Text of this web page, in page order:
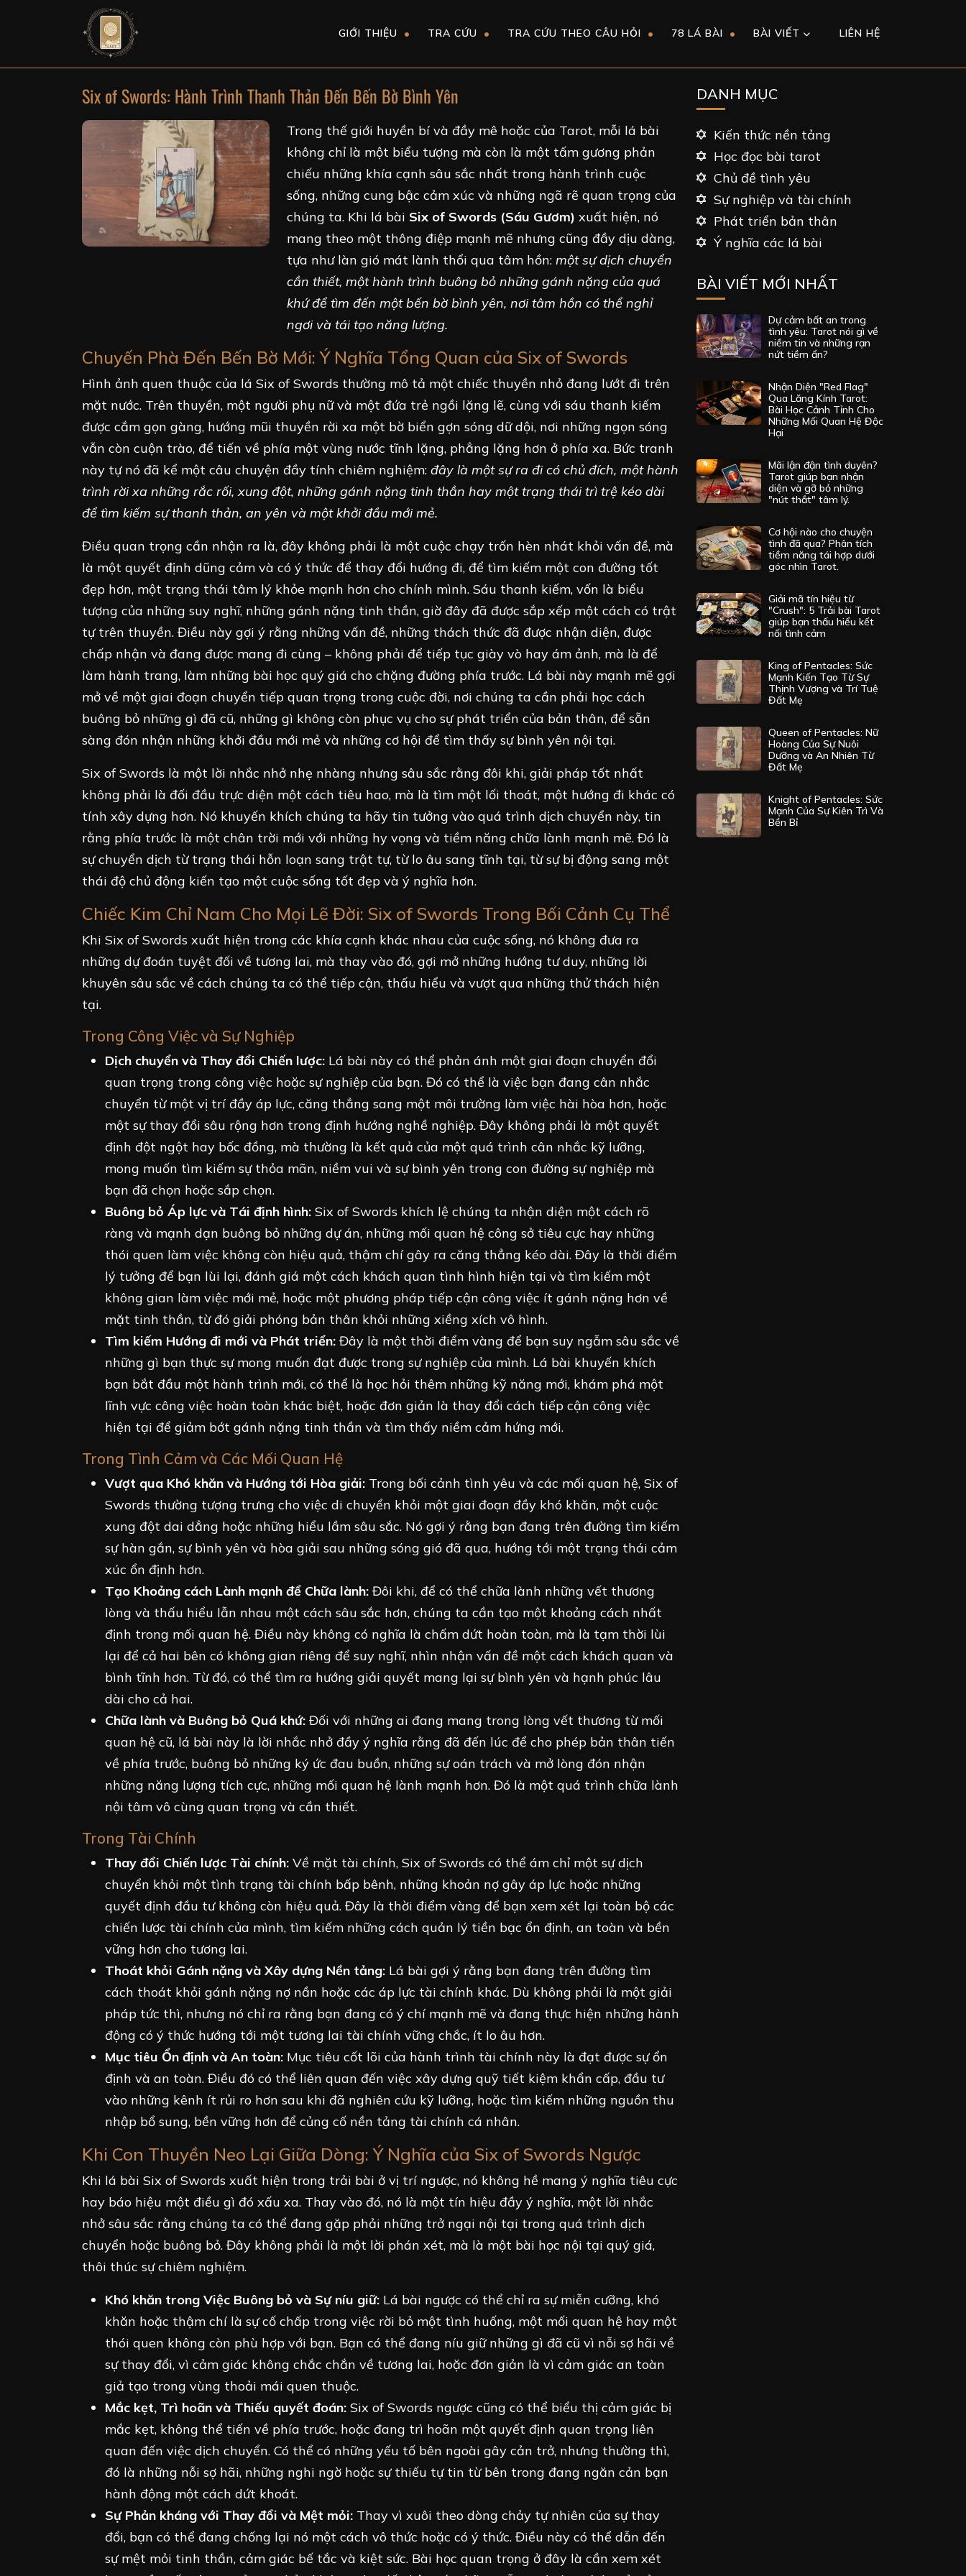
GIỚI THIỆU TRA CỨU TRA CỨU THEO CÂU HỎI 78 LÁ BÀI BÀI VIẾT LIÊN HỆ
Six of Swords: Hành Trình Thanh Thản Đến Bến Bờ Bình Yên
Trong thế giới huyền bí và đầy mê hoặc của Tarot, mỗi lá bài
không chỉ là một biểu tượng mà còn là một tấm gương phản
chiếu những khía cạnh sâu sắc nhất trong hành trình cuộc
sống, những cung bậc cảm xúc và những ngã rẽ quan trọng của
chúng ta. Khi lá bài Six of Swords (Sáu Gươm) xuất hiện, nó
mang theo một thông điệp mạnh mẽ nhưng cũng đầy dịu dàng,
tựa như làn gió mát lành thổi qua tâm hồn: một sự dịch chuyển
cần thiết, một hành trình buông bỏ những gánh nặng của quá
khứ để tìm đến một bến bờ bình yên, nơi tâm hồn có thể nghỉ
ngơi và tái tạo năng lượng.
Chuyến Phà Đến Bến Bờ Mới: Ý Nghĩa Tổng Quan của Six of Swords
Hình ảnh quen thuộc của lá Six of Swords thường mô tả một chiếc thuyền nhỏ đang lướt đi trên
mặt nước. Trên thuyền, một người phụ nữ và một đứa trẻ ngồi lặng lẽ, cùng với sáu thanh kiếm
được cắm gọn gàng, hướng mũi thuyền rời xa một bờ biển gợn sóng dữ dội, nơi những ngọn sóng
vẫn còn cuộn trào, để tiến về phía một vùng nước tĩnh lặng, phẳng lặng hơn ở phía xa. Bức tranh
này tự nó đã kể một câu chuyện đầy tính chiêm nghiệm: đây là một sự ra đi có chủ đích, một hành
trình rời xa những rắc rối, xung đột, những gánh nặng tinh thần hay một trạng thái trì trệ kéo dài
để tìm kiếm sự thanh thản, an yên và một khởi đầu mới mẻ.
Điều quan trọng cần nhận ra là, đây không phải là một cuộc chạy trốn hèn nhát khỏi vấn đề, mà
là một quyết định dũng cảm và có ý thức để thay đổi hướng đi, để tìm kiếm một con đường tốt
đẹp hơn, một trạng thái tâm lý khỏe mạnh hơn cho chính mình. Sáu thanh kiếm, vốn là biểu
tượng của những suy nghĩ, những gánh nặng tinh thần, giờ đây đã được sắp xếp một cách có trật
tự trên thuyền. Điều này gợi ý rằng những vấn đề, những thách thức đã được nhận diện, được
chấp nhận và đang được mang đi cùng – không phải để tiếp tục giày vò hay ám ảnh, mà là để
làm hành trang, làm những bài học quý giá cho chặng đường phía trước. Lá bài này mạnh mẽ gợi
mở về một giai đoạn chuyển tiếp quan trọng trong cuộc đời, nơi chúng ta cần phải học cách
buông bỏ những gì đã cũ, những gì không còn phục vụ cho sự phát triển của bản thân, để sẵn
sàng đón nhận những khởi đầu mới mẻ và những cơ hội để tìm thấy sự bình yên nội tại.
Six of Swords là một lời nhắc nhở nhẹ nhàng nhưng sâu sắc rằng đôi khi, giải pháp tốt nhất
không phải là đối đầu trực diện một cách tiêu hao, mà là tìm một lối thoát, một hướng đi khác có
tính xây dựng hơn. Nó khuyến khích chúng ta hãy tin tưởng vào quá trình dịch chuyển này, tin
rằng phía trước là một chân trời mới với những hy vọng và tiềm năng chữa lành mạnh mẽ. Đó là
sự chuyển dịch từ trạng thái hỗn loạn sang trật tự, từ lo âu sang tĩnh tại, từ sự bị động sang một
thái độ chủ động kiến tạo một cuộc sống tốt đẹp và ý nghĩa hơn.
Chiếc Kim Chỉ Nam Cho Mọi Lẽ Đời: Six of Swords Trong Bối Cảnh Cụ Thể
Khi Six of Swords xuất hiện trong các khía cạnh khác nhau của cuộc sống, nó không đưa ra
những dự đoán tuyệt đối về tương lai, mà thay vào đó, gợi mở những hướng tư duy, những lời
khuyên sâu sắc về cách chúng ta có thể tiếp cận, thấu hiểu và vượt qua những thử thách hiện
tại.
Trong Công Việc và Sự Nghiệp
Dịch chuyển và Thay đổi Chiến lược: Lá bài này có thể phản ánh một giai đoạn chuyển đổi
quan trọng trong công việc hoặc sự nghiệp của bạn. Đó có thể là việc bạn đang cân nhắc
chuyển từ một vị trí đầy áp lực, căng thẳng sang một môi trường làm việc hài hòa hơn, hoặc
một sự thay đổi sâu rộng hơn trong định hướng nghề nghiệp. Đây không phải là một quyết
định đột ngột hay bốc đồng, mà thường là kết quả của một quá trình cân nhắc kỹ lưỡng,
mong muốn tìm kiếm sự thỏa mãn, niềm vui và sự bình yên trong con đường sự nghiệp mà
bạn đã chọn hoặc sắp chọn.
Buông bỏ Áp lực và Tái định hình: Six of Swords khích lệ chúng ta nhận diện một cách rõ
ràng và mạnh dạn buông bỏ những dự án, những mối quan hệ công sở tiêu cực hay những
thói quen làm việc không còn hiệu quả, thậm chí gây ra căng thẳng kéo dài. Đây là thời điểm
lý tưởng để bạn lùi lại, đánh giá một cách khách quan tình hình hiện tại và tìm kiếm một
không gian làm việc mới mẻ, hoặc một phương pháp tiếp cận công việc ít gánh nặng hơn về
mặt tinh thần, từ đó giải phóng bản thân khỏi những xiềng xích vô hình.
Tìm kiếm Hướng đi mới và Phát triển: Đây là một thời điểm vàng để bạn suy ngẫm sâu sắc về
những gì bạn thực sự mong muốn đạt được trong sự nghiệp của mình. Lá bài khuyến khích
bạn bắt đầu một hành trình mới, có thể là học hỏi thêm những kỹ năng mới, khám phá một
lĩnh vực công việc hoàn toàn khác biệt, hoặc đơn giản là thay đổi cách tiếp cận công việc
hiện tại để giảm bớt gánh nặng tinh thần và tìm thấy niềm cảm hứng mới.
Trong Tình Cảm và Các Mối Quan Hệ
Vượt qua Khó khăn và Hướng tới Hòa giải: Trong bối cảnh tình yêu và các mối quan hệ, Six of
Swords thường tượng trưng cho việc di chuyển khỏi một giai đoạn đầy khó khăn, một cuộc
xung đột dai dẳng hoặc những hiểu lầm sâu sắc. Nó gợi ý rằng bạn đang trên đường tìm kiếm
sự hàn gắn, sự bình yên và hòa giải sau những sóng gió đã qua, hướng tới một trạng thái cảm
xúc ổn định hơn.
Tạo Khoảng cách Lành mạnh để Chữa lành: Đôi khi, để có thể chữa lành những vết thương
lòng và thấu hiểu lẫn nhau một cách sâu sắc hơn, chúng ta cần tạo một khoảng cách nhất
định trong mối quan hệ. Điều này không có nghĩa là chấm dứt hoàn toàn, mà là tạm thời lùi
lại để cả hai bên có không gian riêng để suy nghĩ, nhìn nhận vấn đề một cách khách quan và
bình tĩnh hơn. Từ đó, có thể tìm ra hướng giải quyết mang lại sự bình yên và hạnh phúc lâu
dài cho cả hai.
Chữa lành và Buông bỏ Quá khứ: Đối với những ai đang mang trong lòng vết thương từ mối
quan hệ cũ, lá bài này là lời nhắc nhở đầy ý nghĩa rằng đã đến lúc để cho phép bản thân tiến
về phía trước, buông bỏ những ký ức đau buồn, những sự oán trách và mở lòng đón nhận
những năng lượng tích cực, những mối quan hệ lành mạnh hơn. Đó là một quá trình chữa lành
nội tâm vô cùng quan trọng và cần thiết.
Trong Tài Chính
Thay đổi Chiến lược Tài chính: Về mặt tài chính, Six of Swords có thể ám chỉ một sự dịch
chuyển khỏi một tình trạng tài chính bấp bênh, những khoản nợ gây áp lực hoặc những
quyết định đầu tư không còn hiệu quả. Đây là thời điểm vàng để bạn xem xét lại toàn bộ các
chiến lược tài chính của mình, tìm kiếm những cách quản lý tiền bạc ổn định, an toàn và bền
vững hơn cho tương lai.
Thoát khỏi Gánh nặng và Xây dựng Nền tảng: Lá bài gợi ý rằng bạn đang trên đường tìm
cách thoát khỏi gánh nặng nợ nần hoặc các áp lực tài chính khác. Dù không phải là một giải
pháp tức thì, nhưng nó chỉ ra rằng bạn đang có ý chí mạnh mẽ và đang thực hiện những hành
động có ý thức hướng tới một tương lai tài chính vững chắc, ít lo âu hơn.
Mục tiêu Ổn định và An toàn: Mục tiêu cốt lõi của hành trình tài chính này là đạt được sự ổn
định và an toàn. Điều đó có thể liên quan đến việc xây dựng quỹ tiết kiệm khẩn cấp, đầu tư
vào những kênh ít rủi ro hơn sau khi đã nghiên cứu kỹ lưỡng, hoặc tìm kiếm những nguồn thu
nhập bổ sung, bền vững hơn để củng cố nền tảng tài chính cá nhân.
Khi Con Thuyền Neo Lại Giữa Dòng: Ý Nghĩa của Six of Swords Ngược
Khi lá bài Six of Swords xuất hiện trong trải bài ở vị trí ngược, nó không hề mang ý nghĩa tiêu cực
hay báo hiệu một điều gì đó xấu xa. Thay vào đó, nó là một tín hiệu đầy ý nghĩa, một lời nhắc
nhở sâu sắc rằng chúng ta có thể đang gặp phải những trở ngại nội tại trong quá trình dịch
chuyển hoặc buông bỏ. Đây không phải là một lời phán xét, mà là một bài học nội tại quý giá,
thôi thúc sự chiêm nghiệm.
Khó khăn trong Việc Buông bỏ và Sự níu giữ: Lá bài ngược có thể chỉ ra sự miễn cưỡng, khó
khăn hoặc thậm chí là sự cố chấp trong việc rời bỏ một tình huống, một mối quan hệ hay một
thói quen không còn phù hợp với bạn. Bạn có thể đang níu giữ những gì đã cũ vì nỗi sợ hãi về
sự thay đổi, vì cảm giác không chắc chắn về tương lai, hoặc đơn giản là vì cảm giác an toàn
giả tạo trong vùng thoải mái quen thuộc.
Mắc kẹt, Trì hoãn và Thiếu quyết đoán: Six of Swords ngược cũng có thể biểu thị cảm giác bị
mắc kẹt, không thể tiến về phía trước, hoặc đang trì hoãn một quyết định quan trọng liên
quan đến việc dịch chuyển. Có thể có những yếu tố bên ngoài gây cản trở, nhưng thường thì,
đó là những nỗi sợ hãi, những nghi ngờ hoặc sự thiếu tự tin từ bên trong đang ngăn cản bạn
hành động một cách dứt khoát.
Sự Phản kháng với Thay đổi và Mệt mỏi: Thay vì xuôi theo dòng chảy tự nhiên của sự thay
đổi, bạn có thể đang chống lại nó một cách vô thức hoặc có ý thức. Điều này có thể dẫn đến
sự mệt mỏi tinh thần, cảm giác bế tắc và kiệt sức. Bài học quan trọng ở đây là cần xem xét
DANH MỤC
Kiến thức nền tảng
Học đọc bài tarot
Chủ đề tình yêu
Sự nghiệp và tài chính
Phát triển bản thân
Ý nghĩa các lá bài
BÀI VIẾT MỚI NHẤT
Dự cảm bất an trong
tình yêu: Tarot nói gì về
niềm tin và những rạn
nứt tiềm ẩn?
Nhận Diện "Red Flag"
Qua Lăng Kính Tarot:
Bài Học Cảnh Tỉnh Cho
Những Mối Quan Hệ Độc
Hại
Mãi lận đận tình duyên?
Tarot giúp bạn nhận
diện và gỡ bỏ những
"nút thắt" tâm lý.
Cơ hội nào cho chuyện
tình đã qua? Phân tích
tiềm năng tái hợp dưới
góc nhìn Tarot.
Giải mã tín hiệu từ
"Crush": 5 Trải bài Tarot
giúp bạn thấu hiểu kết
nối tình cảm
King of Pentacles: Sức
Mạnh Kiến Tạo Từ Sự
Thịnh Vượng và Trí Tuệ
Đất Mẹ
Queen of Pentacles: Nữ
Hoàng Của Sự Nuôi
Dưỡng và An Nhiên Từ
Đất Mẹ
Knight of Pentacles: Sức
Mạnh Của Sự Kiên Trì Và
Bền Bỉ